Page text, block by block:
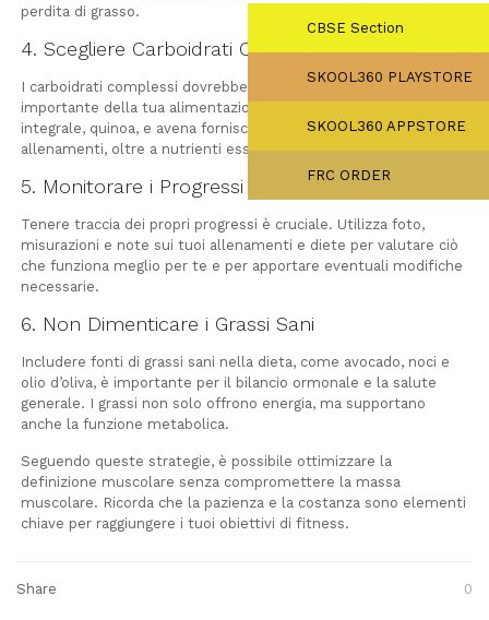
perdita di grasso.
4. Scegliere Carboidrati Complessi
I carboidrati complessi dovrebbero costituire una parte
importante della tua alimentazione. Opzioni come riso
integrale, quinoa, e avena forniscono energia sostenuta per gli
allenamenti, oltre a nutrienti essenziali.
5. Monitorare i Progressi
Tenere traccia dei propri progressi è cruciale. Utilizza foto,
misurazioni e note sui tuoi allenamenti e diete per valutare ciò
che funziona meglio per te e per apportare eventuali modifiche
necessarie.
6. Non Dimenticare i Grassi Sani
Includere fonti di grassi sani nella dieta, come avocado, noci e
olio d’oliva, è importante per il bilancio ormonale e la salute
generale. I grassi non solo offrono energia, ma supportano
anche la funzione metabolica.
Seguendo queste strategie, è possibile ottimizzare la
definizione muscolare senza compromettere la massa
muscolare. Ricorda che la pazienza e la costanza sono elementi
chiave per raggiungere i tuoi obiettivi di fitness.
Share 0
CBSE Section
SKOOL360 PLAYSTORE
SKOOL360 APPSTORE
FRC ORDER